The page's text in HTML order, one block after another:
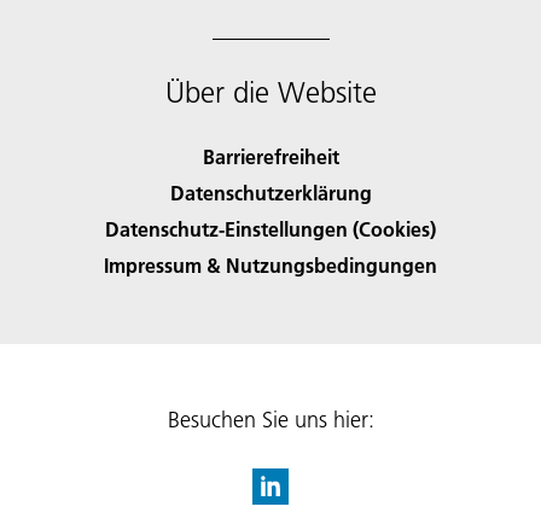
Über die Website
Barrierefreiheit
Datenschutzerklärung
Datenschutz-Einstellungen (Cookies)
Impressum & Nutzungsbedingungen
Besuchen Sie uns hier: